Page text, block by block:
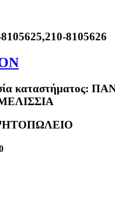
8105626
καταστήματος:
ΨΗΤΟΠΩΛΕΙΟ